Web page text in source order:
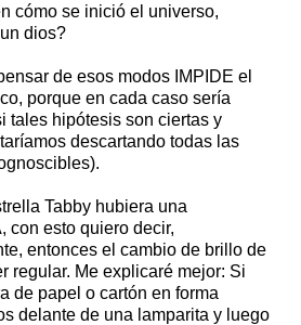
cómo se inició el universo,
dios?
de esos modos IMPIDE el
porque en cada caso sería
tales hipótesis son ciertas y
descartando todas las
Tabby hubiera una
con esto quiero decir,
entonces el cambio de brillo de
regular. Me explicaré mejor: Si
de papel o cartón en forma
delante de una lamparita y luego